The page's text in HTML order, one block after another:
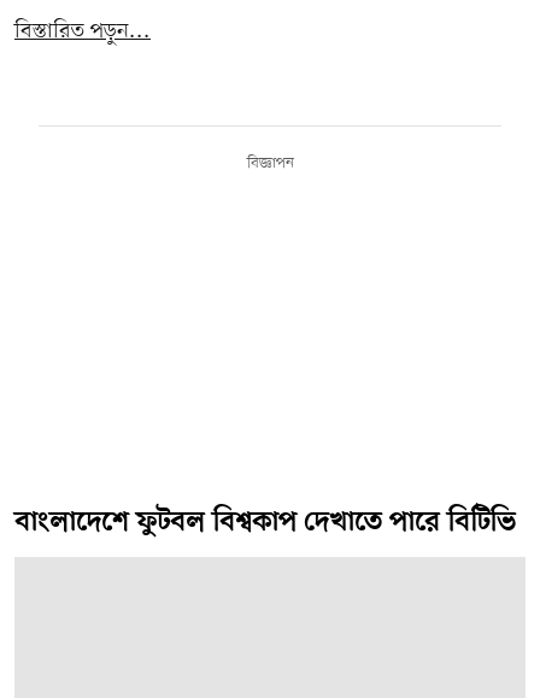
বিস্তারিত পড়ুন...
বিজ্ঞাপন
বাংলাদেশে ফুটবল বিশ্বকাপ দেখাতে পারে বিটিভি